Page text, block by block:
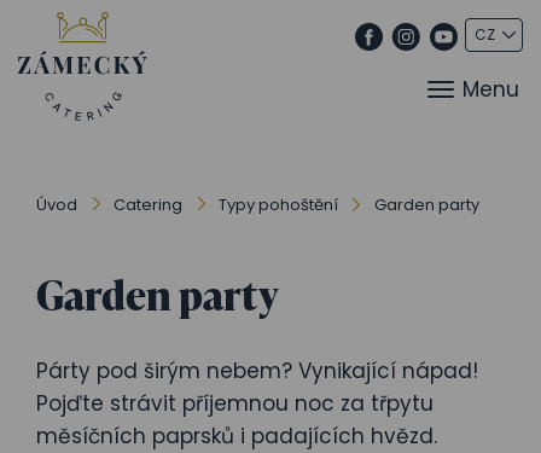
Menu
Úvod Catering Typy pohoštění Garden party
Garden party
Párty pod širým nebem? Vynikající nápad!
Pojďte strávit příjemnou noc za třpytu
měsíčních paprsků i padajících hvězd.